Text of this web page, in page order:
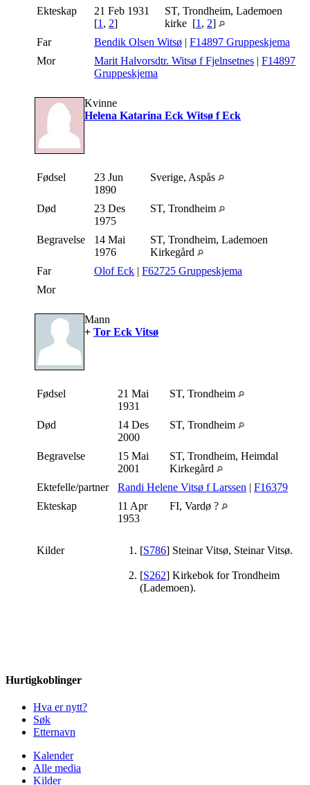
Ekteskap
21 Feb 1931
[1, 2]
ST, Trondheim, Lademoen
kirke [1, 2]
Far
Bendik Olsen Witsø | F14897 Gruppeskjema
Mor
Marit Halvorsdtr. Witsø f Fjelnsetnes | F14897
Gruppeskjema
Kvinne
Helena Katarina Eck Witsø f Eck
Fødsel
23 Jun
1890
Sverige, Aspås
Død
23 Des
1975
ST, Trondheim
Begravelse
14 Mai
1976
ST, Trondheim, Lademoen
Kirkegård
Far
Olof Eck | F62725 Gruppeskjema
Mor
Mann
+ Tor Eck Vitsø
Fødsel
21 Mai
1931
ST, Trondheim
Død
14 Des
2000
ST, Trondheim
Begravelse
15 Mai
2001
ST, Trondheim, Heimdal
Kirkegård
Ektefelle/partner
Randi Helene Vitsø f Larssen | F16379
Ekteskap
11 Apr
1953
FI, Vardø ?
Kilder [S786] Steinar Vitsø, Steinar Vitsø.
[S262] Kirkebok for Trondheim
(Lademoen).
Hurtigkoblinger
Hva er nytt?
Søk
Etternavn
Kalender
Alle media
Kilder